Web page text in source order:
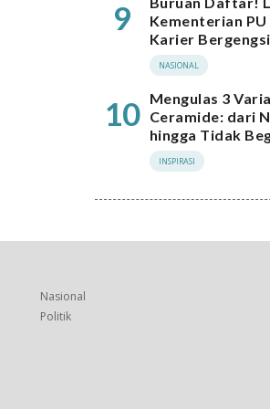
9
Kementerian PU
Karier
NASIONAL
10 Mengulas 3
Ceramide: dari
hingga Tidak
INSPIRASI
Nasional
Politik